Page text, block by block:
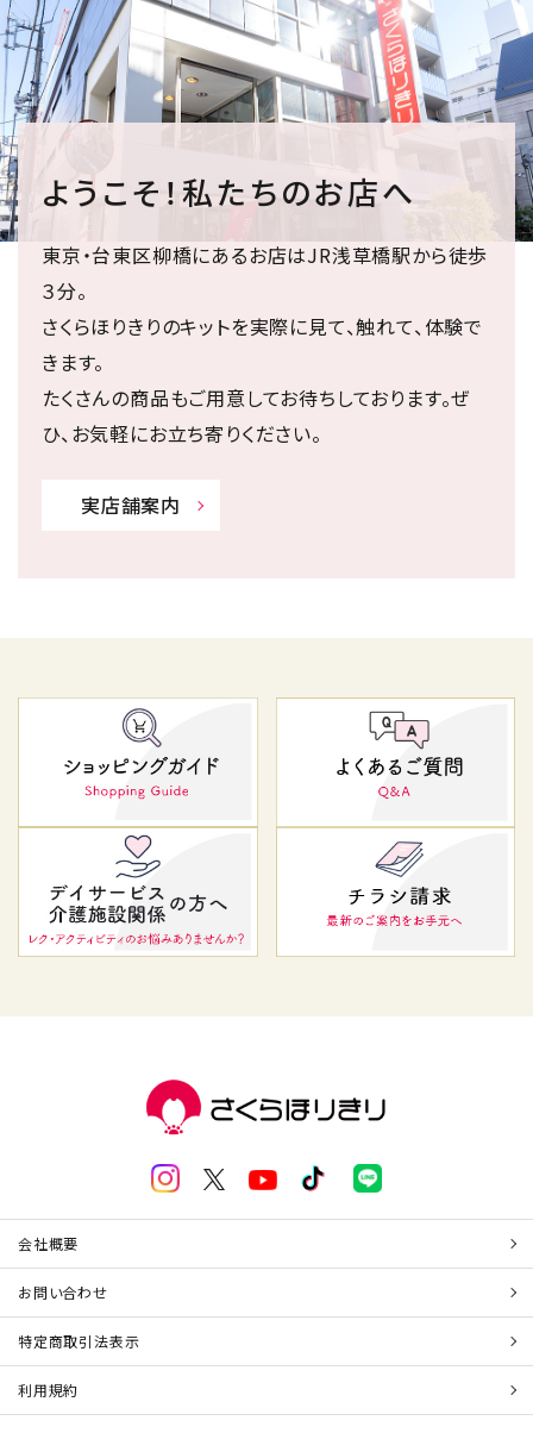
ようこそ！私たちのお店へ
東京・台東区柳橋にあるお店はJR浅草橋駅から徒歩
３分。
さくらほりきりのキットを実際に見て、触れて、体験で
きます。
たくさんの商品もご用意してお待ちしております。ぜ
ひ、お気軽にお立ち寄りください。
実店舗案内
会社概要
お問い合わせ
特定商取引法表示
利用規約